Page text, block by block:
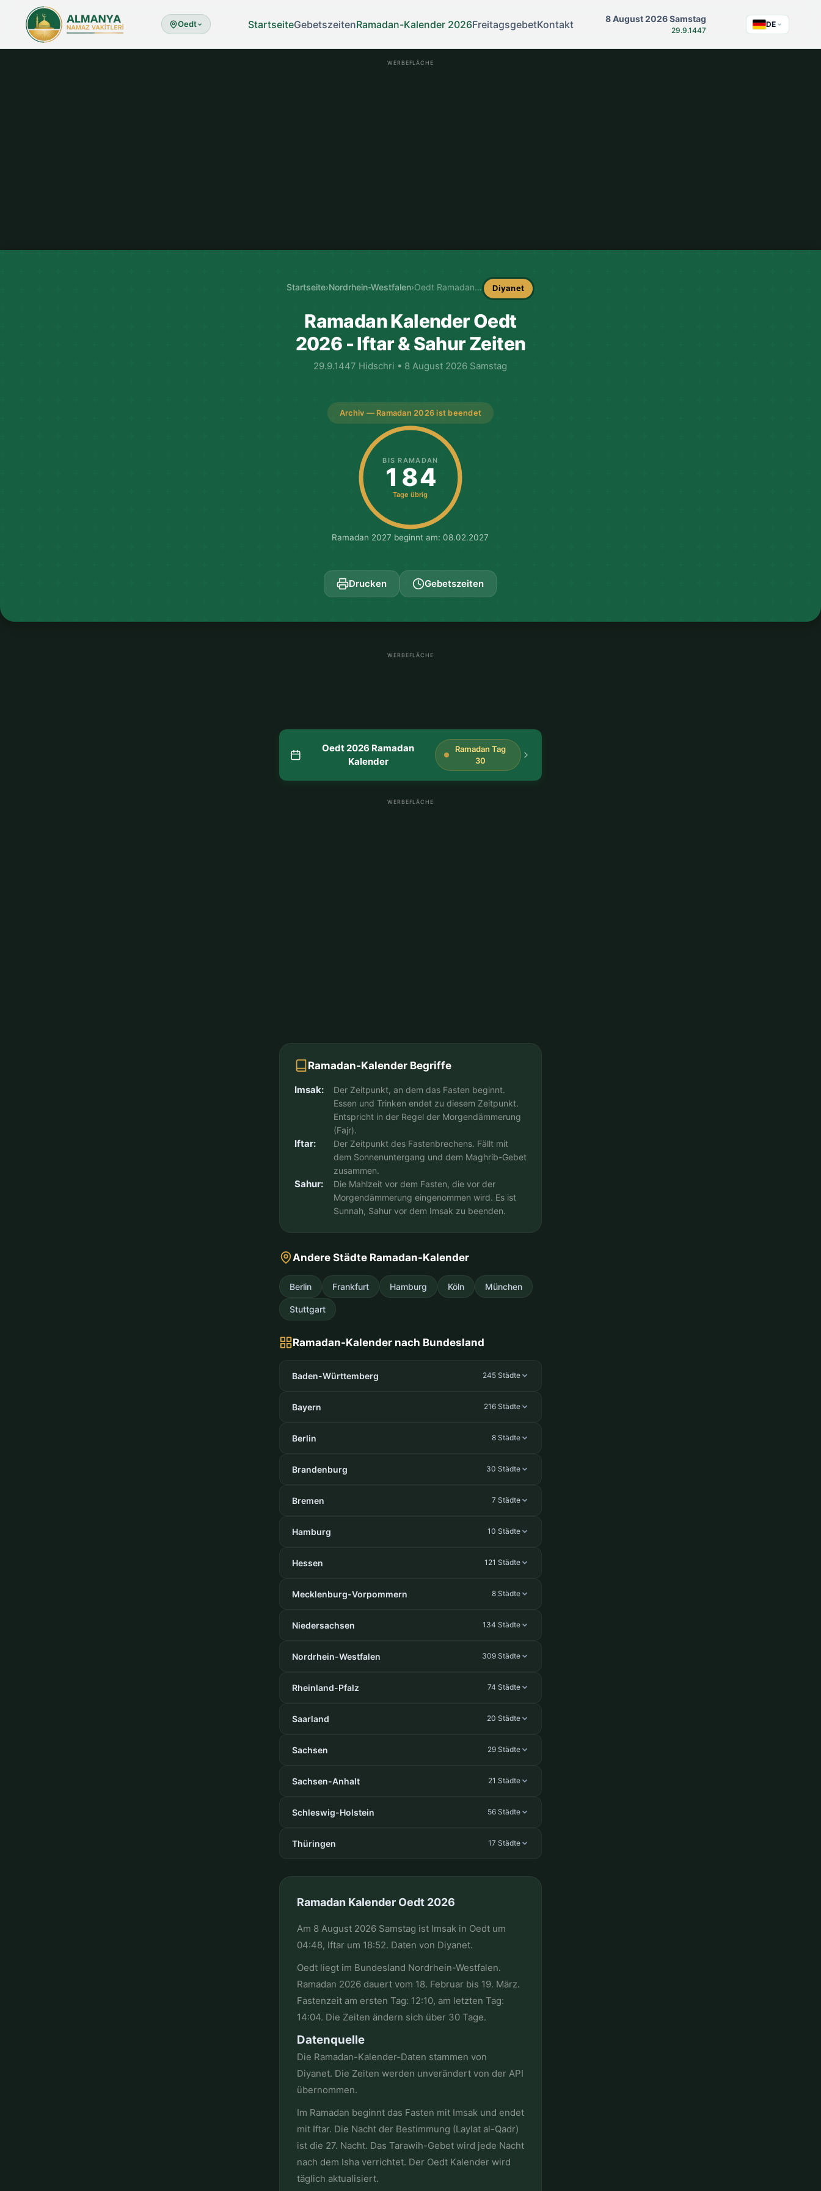
Oedt StartseiteGebetszeitenRamadan-Kalender 2026FreitagsgebetKontakt 8 August 2026 Samstag
29.9.1447
DE
WERBEFLÄCHE
Startseite›Nordrhein-Westfalen› Oedt Ramadan-Kalender Diyanet
Ramadan Kalender Oedt
2026 - Iftar & Sahur Zeiten
29.9.1447 Hidschri • 8 August 2026 Samstag
Archiv — Ramadan 2026 ist beendet
BIS RAMADAN
184
Tage übrig
Ramadan 2027 beginnt am: 08.02.2027
Drucken Gebetszeiten
WERBEFLÄCHE
Oedt 2026 Ramadan
Kalender
Ramadan Tag
30
WERBEFLÄCHE
Ramadan-Kalender Begriffe
Imsak:
Der Zeitpunkt, an dem das Fasten beginnt.
Essen und Trinken endet zu diesem Zeitpunkt.
Entspricht in der Regel der Morgendämmerung
(Fajr).
Iftar:
Der Zeitpunkt des Fastenbrechens. Fällt mit
dem Sonnenuntergang und dem Maghrib-Gebet
zusammen.
Sahur:
Die Mahlzeit vor dem Fasten, die vor der
Morgendämmerung eingenommen wird. Es ist
Sunnah, Sahur vor dem Imsak zu beenden.
Andere Städte Ramadan-Kalender
Berlin Frankfurt Hamburg Köln München
Stuttgart
Ramadan-Kalender nach Bundesland
Baden-Württemberg 245 Städte
Bayern 216 Städte
Berlin 8 Städte
Brandenburg 30 Städte
Bremen 7 Städte
Hamburg 10 Städte
Hessen 121 Städte
Mecklenburg-Vorpommern 8 Städte
Niedersachsen 134 Städte
Nordrhein-Westfalen 309 Städte
Rheinland-Pfalz 74 Städte
Saarland 20 Städte
Sachsen 29 Städte
Sachsen-Anhalt 21 Städte
Schleswig-Holstein 56 Städte
Thüringen 17 Städte
Ramadan Kalender Oedt 2026
Am 8 August 2026 Samstag ist Imsak in Oedt um
04:48, Iftar um 18:52. Daten von Diyanet.
Oedt liegt im Bundesland Nordrhein-Westfalen.
Ramadan 2026 dauert vom 18. Februar bis 19. März.
Fastenzeit am ersten Tag: 12:10, am letzten Tag:
14:04. Die Zeiten ändern sich über 30 Tage.
Datenquelle
Die Ramadan-Kalender-Daten stammen von
Diyanet. Die Zeiten werden unverändert von der API
übernommen.
Im Ramadan beginnt das Fasten mit Imsak und endet
mit Iftar. Die Nacht der Bestimmung (Laylat al-Qadr)
ist die 27. Nacht. Das Tarawih-Gebet wird jede Nacht
nach dem Isha verrichtet. Der Oedt Kalender wird
täglich aktualisiert.